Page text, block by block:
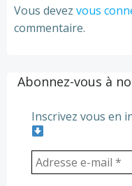
Vous devez vous
commentaire.
Abonnez-vous à
Inscrivez vous en